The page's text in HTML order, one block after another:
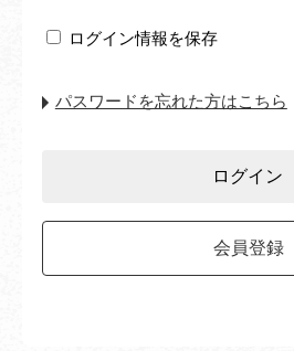
ログイン情報を保存
パスワードを忘れた方はこちら
会員登録